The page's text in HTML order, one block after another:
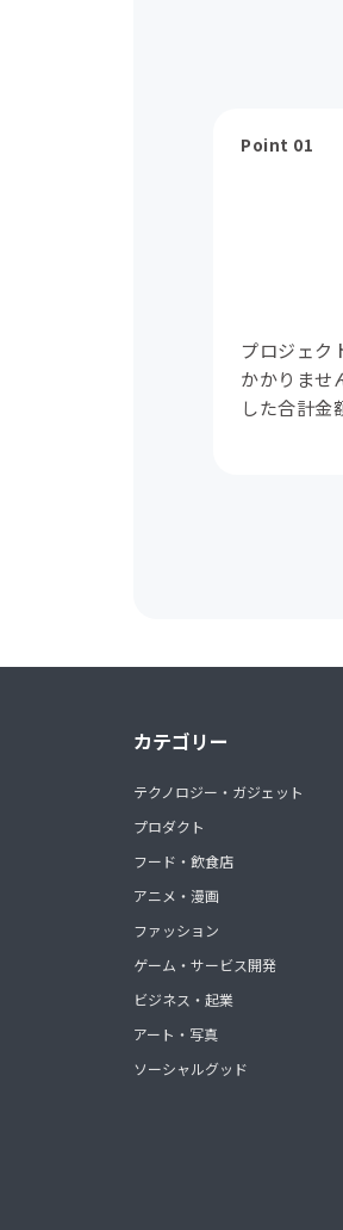
Point 01
プロジェク
かかりませ
した合計金
カテゴリー
テクノロジー・ガジェット
プロダクト
フード・飲食店
アニメ・漫画
ファッション
ゲーム・サービス開発
ビジネス・起業
アート・写真
ソーシャルグッド